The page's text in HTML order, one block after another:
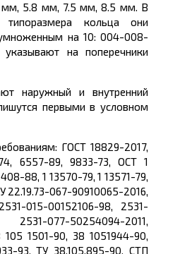
5.8 мм, 7.5 мм, 8.5 мм. В
типоразмера кольца они
на 10: 004-008-
на поперечники
наружный и внутренний
первыми в условном
ГОСТ 18829-2017,
6557-89, 9833-73, ОСТ 1
88, 1 13570-79, 1 13571-79,
22.19.73-067-90910065-2016,
015-00152106-98, 2531-
077-50254094-2011,
1501-90, 38 1051944-90,
93, ТУ 38.105.895-90, СТП